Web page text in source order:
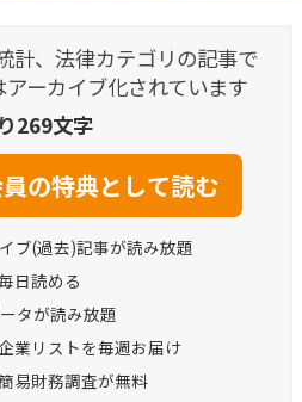
計、法律カテゴリの記事で
ーカイブ化されています
269文字
ブ(過去)記事が読み放題
日読める
タが読み放題
業リストを毎週お届け
易財務調査が無料